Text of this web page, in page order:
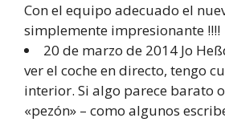
Con el equipo adecuado el
simplemente impresionante !!!!
20 de marzo de 2014 Jo
ver el coche en directo, tengo
interior. Si algo parece barato
«pezón» – como algunos